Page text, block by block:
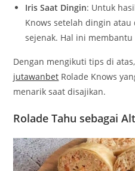
Iris Saat Dingin: Untuk
Knows setelah dingin
sejenak. Hal ini
Dengan mengikuti tips di
jutawanbet Rolade Knows
menarik saat disajikan.
Rolade Tahu sebagai